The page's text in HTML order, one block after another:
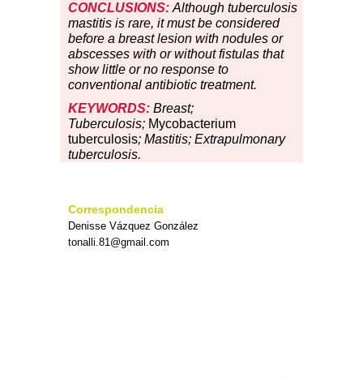
CONCLUSIONS: Although tuberculosis
mastitis is rare, it must be considered
before a breast lesion with nodules or
abscesses with or without fistulas that
show little or no response to
conventional antibiotic treatment.
KEYWORDS: Breast;
Tuberculosis; Mycobacterium
tuberculosis; Mastitis; Extrapulmonary
tuberculosis.
Correspondencia
Denisse Vázquez González
tonalli.81@gmail.com